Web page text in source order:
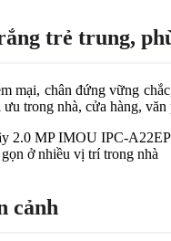
trẻ trung,
mại, chân đứng vững
trong nhà, cửa hàng, văn
ở nhiều vị trí trong nhà
cảnh